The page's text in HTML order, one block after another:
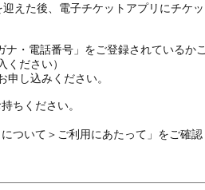
た後、電子チケットアプリにチケッ
・電話番号」をご登録されているか
ください）
申し込みください。
ちください。
ついて＞ご利用にあたって」をご確認